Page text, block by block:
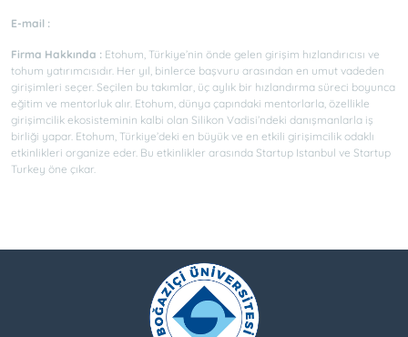
E-mail :
Firma Hakkında : Etohum, Türkiye’nin önde gelen girişim hızlandırıcısı ve
tohum yatırımcısıdır. Her yıl, binlerce başvuru arasından en umut vadeden
girişimleri seçer. Seçilen bu takımlar, üç aylık bir hızlandırma süreci boyunca
eğitim ve mentorluk alır. Etohum, dünya çapındaki mentorlarla, özellikle
girişimcilik ekosisteminin kalbi olan Silikon Vadisi’ndeki danışmanlarla iş
birliği yapar. Etohum, Türkiye’deki en büyük ve en etkili girişimcilik odaklı
etkinlikleri organize eder. Bu etkinlikler arasında Startup Istanbul ve Startup
Turkey öne çıkar.